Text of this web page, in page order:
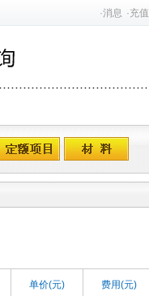
·消息 ·充值
单价(元) 费用(元)